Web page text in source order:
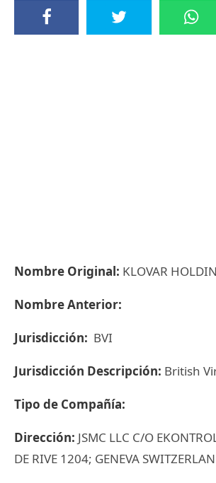
Nombre Original: KLOVAR
Nombre Anterior:
Jurisdicción: BVI
Jurisdicción Descripción: British
Tipo de Compañía:
Dirección: JSMC LLC C/O
DE RIVE 1204; GENEVA